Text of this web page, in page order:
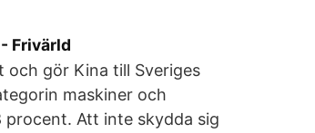
Frivärld
gör Kina till Sveriges
maskiner och
Att inte skydda sig